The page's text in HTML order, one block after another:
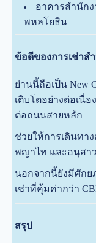
อาคารสำนัก
พหลโยธิน
ข้อดีของการเช่าส
ย่านนี้ถือเป็น New
เติบโตอย่างต่อเนื่
ต่อถนนสายหลัก
ช่วยให้การเดินทา
พญาไท และอนุสา
นอกจากนี้ยังมีศักย
เช่าที่คุ้มค่ากว่า
สรุป